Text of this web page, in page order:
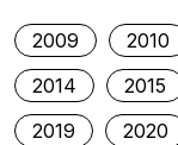
2009 2010
2014
2015
2019
2020